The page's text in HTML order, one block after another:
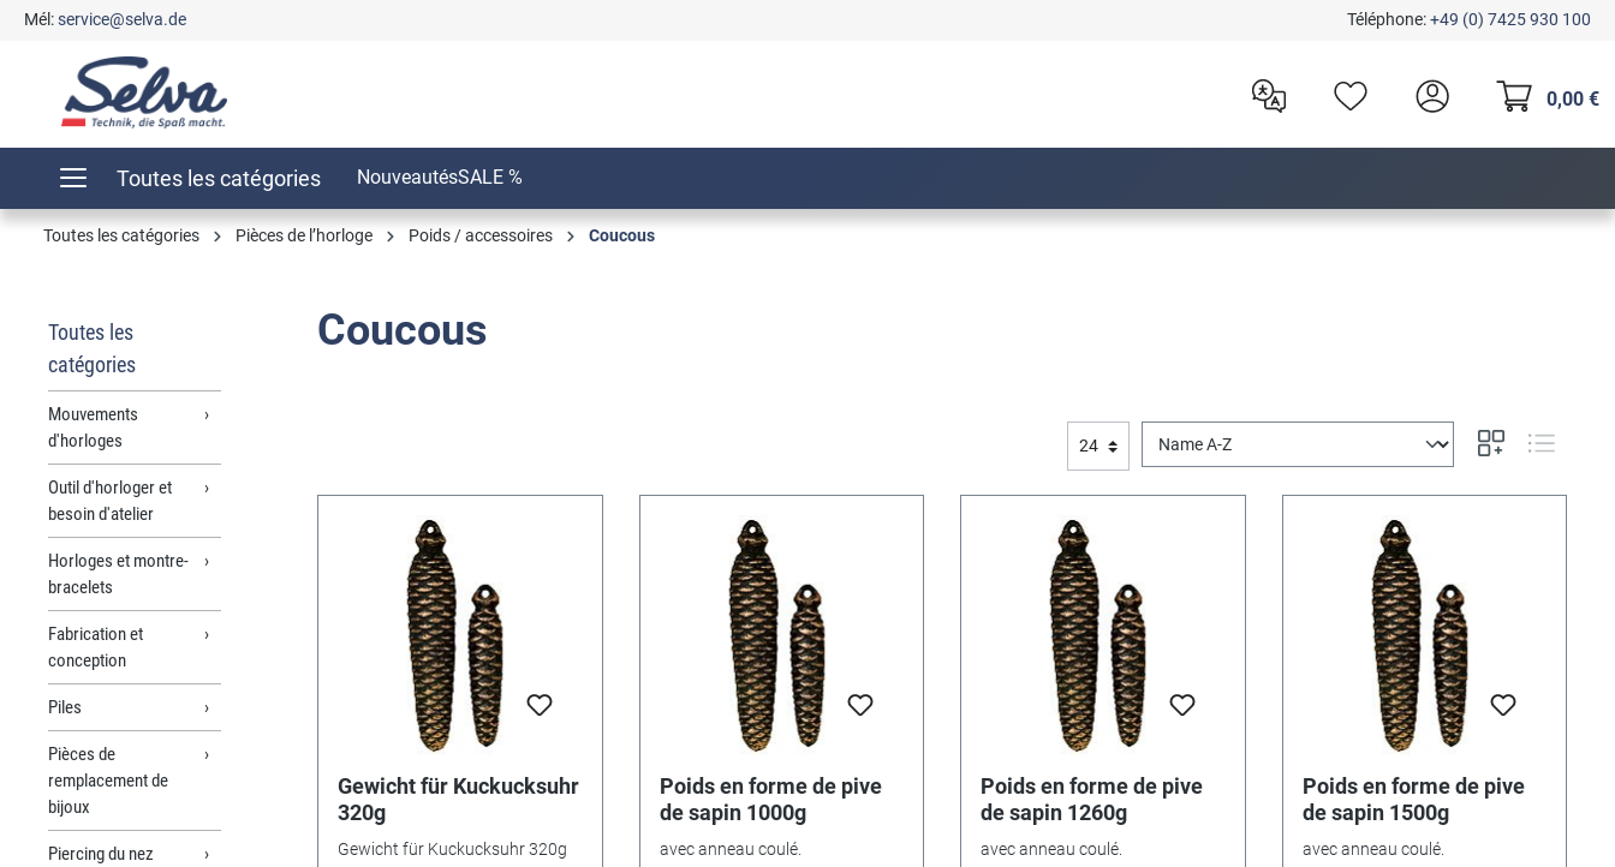
Passer à la navigation principale
Mél:service@selva.de Téléphone:+49 (0) 7425 930 100
0,00 €
Toutes les catégories NouveautésSALE %
Toutes les catégories Pièces de l’horloge Poids / accessoires Coucous
Toutes les
catégories
Mouvements
d'horloges
Outil d'horloger et
besoin d'atelier
Horloges et montre-
bracelets
Fabrication et
conception
Piles
Pièces de
remplacement de
bijoux
Piercing du nez
Coucous
Gewicht für Kuckucksuhr
320g
Gewicht für Kuckucksuhr 320g
Poids en forme de pive
de sapin 1000g
avec anneau coulé.
Poids en forme de pive
de sapin 1260g
avec anneau coulé.
Poids en forme de pive
de sapin 1500g
avec anneau coulé.